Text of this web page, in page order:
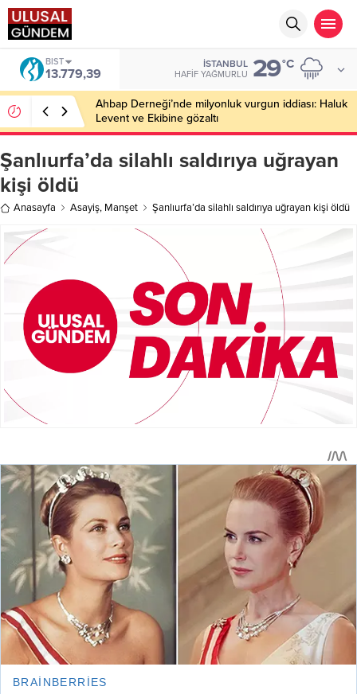
DOLAR
47,7111
İSTANBUL
HAFIF YAĞMURLU 29°C
Şanlıurfa’da korkutan tarla yangını: 200 dönümlük
alan kül oldu!
Şanlıurfa’da silahlı saldırıya uğrayan
kişi öldü
Anasayfa Asayiş, Manşet Şanlıurfa’da silahlı saldırıya uğrayan kişi öldü